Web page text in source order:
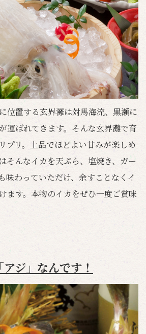
位置する玄界灘は対馬海流、黒瀬に
運ばれてきます。そんな玄界灘で育
プリ。上品でほどよい甘みが楽しめ
そんなイカを天ぷら、塩焼き、ガー
味わっていただけ、余すことなくイ
ます。本物のイカをぜひ一度ご賞味
ジ」なんです！